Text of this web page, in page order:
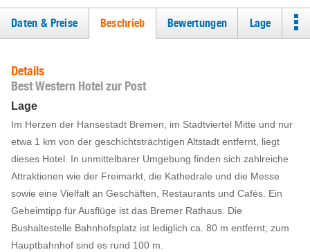
Daten & Preise Beschrieb Bewertungen Lage
Details
Best Western Hotel zur Post
Lage
Im Herzen der Hansestadt Bremen, im Stadtviertel Mitte und nur
etwa 1 km von der geschichtsträchtigen Altstadt entfernt, liegt
dieses Hotel. In unmittelbarer Umgebung finden sich zahlreiche
Attraktionen wie der Freimarkt, die Kathedrale und die Messe
sowie eine Vielfalt an Geschäften, Restaurants und Cafés. Ein
Geheimtipp für Ausflüge ist das Bremer Rathaus. Die
Bushaltestelle Bahnhofsplatz ist lediglich ca. 80 m entfernt; zum
Hauptbahnhof sind es rund 100 m.